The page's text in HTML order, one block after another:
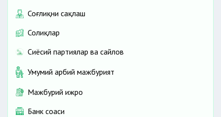
Соғлиқни сақлаш
Солиқлар
Сиёсий партиялар ва сайлов
Умумий ҳарбий мажбурият
Мажбурий ижро
Банк соҳаси